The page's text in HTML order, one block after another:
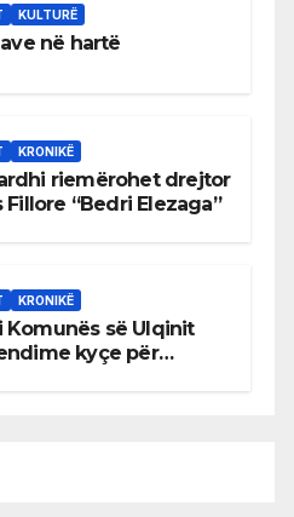
KULTURË
në hartë
KRONIKË
riemërohet drejtor
Fillore “Bedri Elezaga”
KRONIKË
Komunës së Ulqinit
kyçe për